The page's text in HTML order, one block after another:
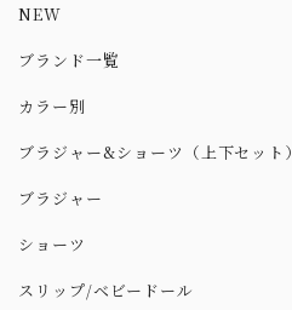
NEW
ブランド一覧
カラー別
ブラジャー&ショーツ（上下セット）
ブラジャー
ショーツ
スリップ/ベビードール